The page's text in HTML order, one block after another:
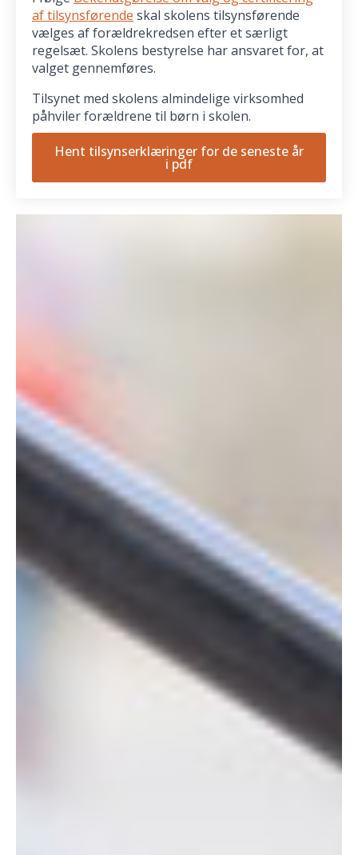
af tilsynsførende skal skolens tilsynsførende
vælges af forældrekredsen efter et særligt
regelsæt. Skolens bestyrelse har ansvaret for, at
valget gennemføres.
Tilsynet med skolens almindelige virksomhed
påhviler forældrene til børn i skolen.
Hent tilsynserklæringer for de seneste år
i pdf